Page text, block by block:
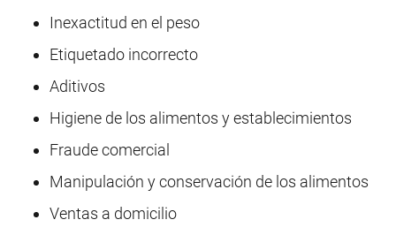
Inexactitud en el peso
Etiquetado incorrecto
Aditivos
Higiene de los alimentos y establecimientos
Fraude comercial
Manipulación y conservación de los alimentos
Ventas a domicilio